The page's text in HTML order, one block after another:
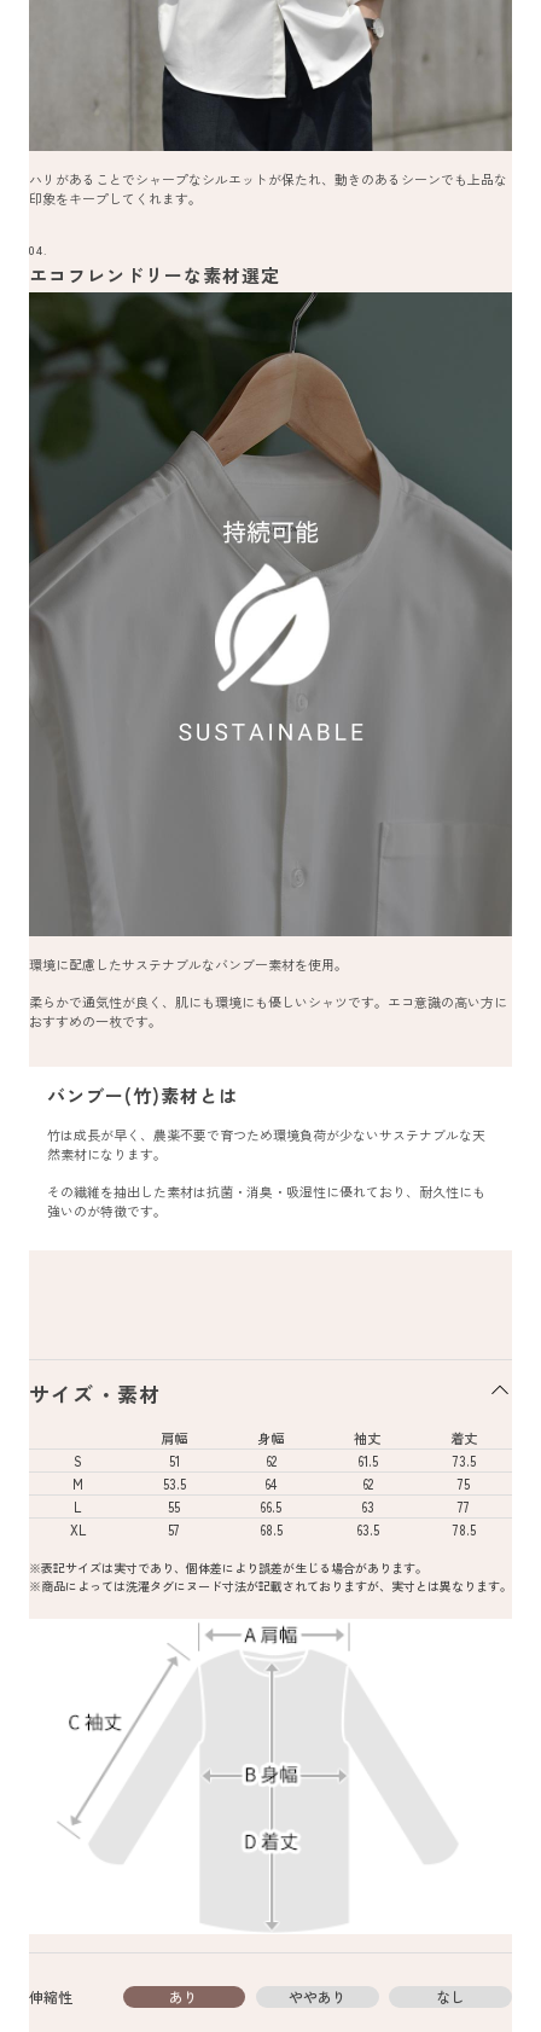
ハリがあることでシャープなシルエットが保たれ、動きのあるシーンでも上品な
印象をキープしてくれます。
04.
エコフレンドリーな素材選定
環境に配慮したサステナブルなバンブー素材を使用。
柔らかで通気性が良く、肌にも環境にも優しいシャツです。エコ意識の高い方に
おすすめの一枚です。
バンブー(竹)素材とは
竹は成長が早く、農薬不要で育つため環境負荷が少ないサステナブルな天
然素材になります。
その繊維を抽出した素材は抗菌・消臭・吸湿性に優れており、耐久性にも
強いのが特徴です。
サイズ・素材
肩幅 身幅 袖丈
着丈
S
51 62 61.5
73.5
M
53.5 64 62
75
L
55 66.5 63
77
XL
57 68.5 63.5 78.5
※表記サイズは実寸であり、個体差により誤差が生じる場合があります。
※商品によっては洗濯タグにヌード寸法が記載されておりますが、実寸とは異なります。
伸縮性 あり ややあり なし